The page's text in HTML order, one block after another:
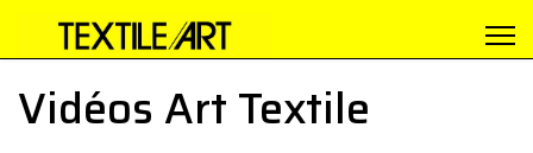
Vidéos Art Textile